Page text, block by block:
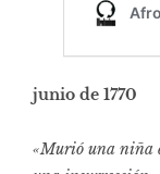
junio de 1770
«Murió una niña